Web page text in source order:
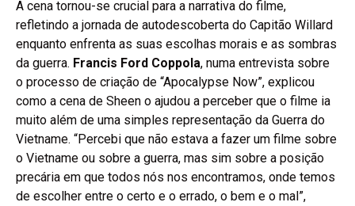
A cena tornou-se crucial para a narrativa do filme,
refletindo a jornada de autodescoberta do Capitão Willard
enquanto enfrenta as suas escolhas morais e as sombras
da guerra. Francis Ford Coppola, numa entrevista sobre
o processo de criação de “Apocalypse Now”, explicou
como a cena de Sheen o ajudou a perceber que o filme ia
muito além de uma simples representação da Guerra do
Vietname. “Percebi que não estava a fazer um filme sobre
o Vietname ou sobre a guerra, mas sim sobre a posição
precária em que todos nós nos encontramos, onde temos
de escolher entre o certo e o errado, o bem e o mal”,